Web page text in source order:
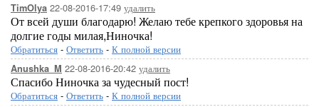
TimOlya 22-08-2016-17:49 удалить
От всей души благодарю! Желаю тебе крепкого здоровья на
долгие годы милая,Ниночка!
Обратиться - Ответить - К полной версии
Anushka_M 22-08-2016-20:42 удалить
Спасибо Ниночка за чудесный пост!
Обратиться - Ответить - К полной версии